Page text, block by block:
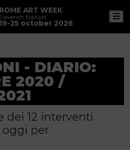
ROME ART WEEK
Eleventh Edition
19-25 october 2026
- DIARIO:
2020 /
dei 12 interventi
oggi per